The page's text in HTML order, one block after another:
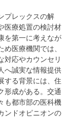
プレックスの解
医療処置の検討材
を第一に考えなが
医療機関では、
対応やカウンセリ
へ誠実な情報提供
する背景には、住
形成がある。交通
も都市部の医科機
ンドオピニオンの